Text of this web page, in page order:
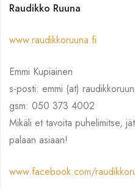
Raudikko Ruuna
www.raudikkoruuna.fi
Emmi Kupiainen
s-posti: emmi (at)
gsm: 050 373 4002
Mikäli et tavoita puhelimitse,
palaan asiaan!
www.facebook.com/